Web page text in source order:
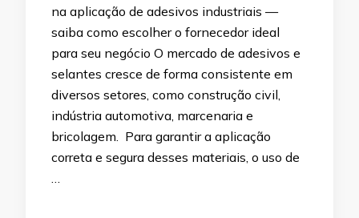
na aplicação de adesivos industriais —
saiba como escolher o fornecedor ideal
para seu negócio O mercado de adesivos e
selantes cresce de forma consistente em
diversos setores, como construção civil,
indústria automotiva, marcenaria e
bricolagem. Para garantir a aplicação
correta e segura desses materiais, o uso de
…